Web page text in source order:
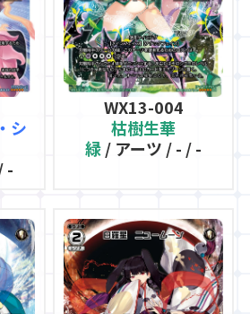
シ
-
WX13-004
枯樹生華
緑/ アーツ / - / -